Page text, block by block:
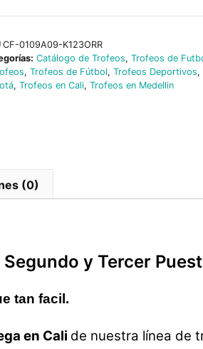
CF-0109A09-K123ORR
Catálogo de Trofeos, Trofeos de
, Trofeos de Fútbol, Trofeos Deportivos,
, Trofeos en Cali, Trofeos en Medellin
(0)
Segundo y Tercer
tan facil.
en Cali de nuestra línea de